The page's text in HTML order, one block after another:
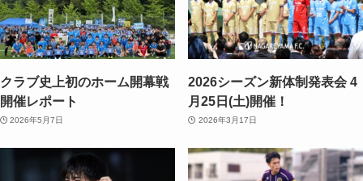
クラブ史上初のホーム開幕戦
開催レポート
2026年5月7日
2026シーズン新体制発表会 4
月25日(土)開催！
2026年3月17日